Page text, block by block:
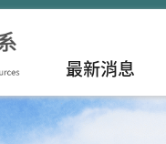
最新消息